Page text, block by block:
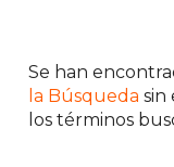
Se han
la Búsqueda sin
los términos